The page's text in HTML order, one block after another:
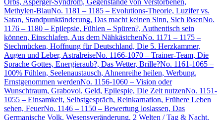
Orbs, Asperger-Syndrom, Gegenstände von Verstorbenen,
Methylen-BlauNo. 1181 – 1185 – Evolutions-Theorie, Luzifer vs.
Satan, Standpunktänderung, Das macht keinen Sinn, Sich lösenNo.
1176 – 1180 – Epilepsie, Fühlen – Spüren?, Authentisch sein
können, Einschlafen, Aus dem NähkästchenNo. 1171 – 1175 –
Stechmücken, Hoffnung für Deutschland, Die 5. Herzkammer,
Augen und Leber, AstralreiseNo. 1166-1070 – Trainer-Team, Die
Sprache Gottes, Energieraub?, Das Wetter, Brille?No. 1161-1065 –
100% Fühlen, Seelenaustausch, Ahnenreihe heilen, Werbung,
Ernstgenommen werdenNo. 1156-1060 – Vision oder
Wunschtraum, Grabovoi, Geld, Epilespie, Die Zeit nutzenNo. 1151-
1055 – Einsamkeit, Selbstgespräch, Reinkarnation, Frühere Leben
sehen, FeuerNo. 1146 – 1150 – Bewertung loslassen, Das
Germanische Volk, Wesensveränderung, 2 Welten / Tag & Nacht,